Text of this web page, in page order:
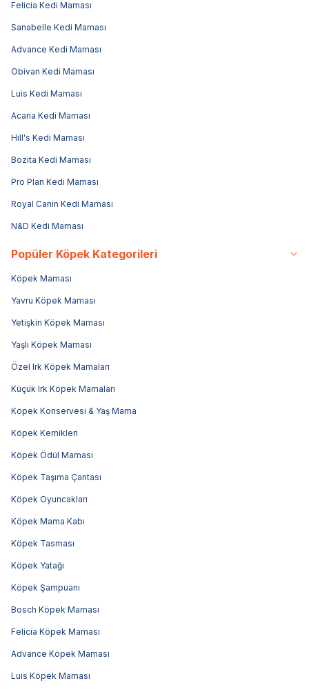
Felicia Kedi Maması
Sanabelle Kedi Maması
Advance Kedi Maması
Obivan Kedi Maması
Luis Kedi Maması
Acana Kedi Maması
Hill's Kedi Maması
Bozita Kedi Maması
Pro Plan Kedi Maması
Royal Canin Kedi Maması
N&D Kedi Maması
Popüler Köpek Kategorileri
Köpek Maması
Yavru Köpek Maması
Yetişkin Köpek Maması
Yaşlı Köpek Maması
Özel Irk Köpek Mamaları
Küçük Irk Köpek Mamaları
Köpek Konservesi & Yaş Mama
Köpek Kemikleri
Köpek Ödül Maması
Köpek Taşıma Çantası
Köpek Oyuncakları
Köpek Mama Kabı
Köpek Tasması
Köpek Yatağı
Köpek Şampuanı
Bosch Köpek Maması
Felicia Köpek Maması
Advance Köpek Maması
Luis Köpek Maması